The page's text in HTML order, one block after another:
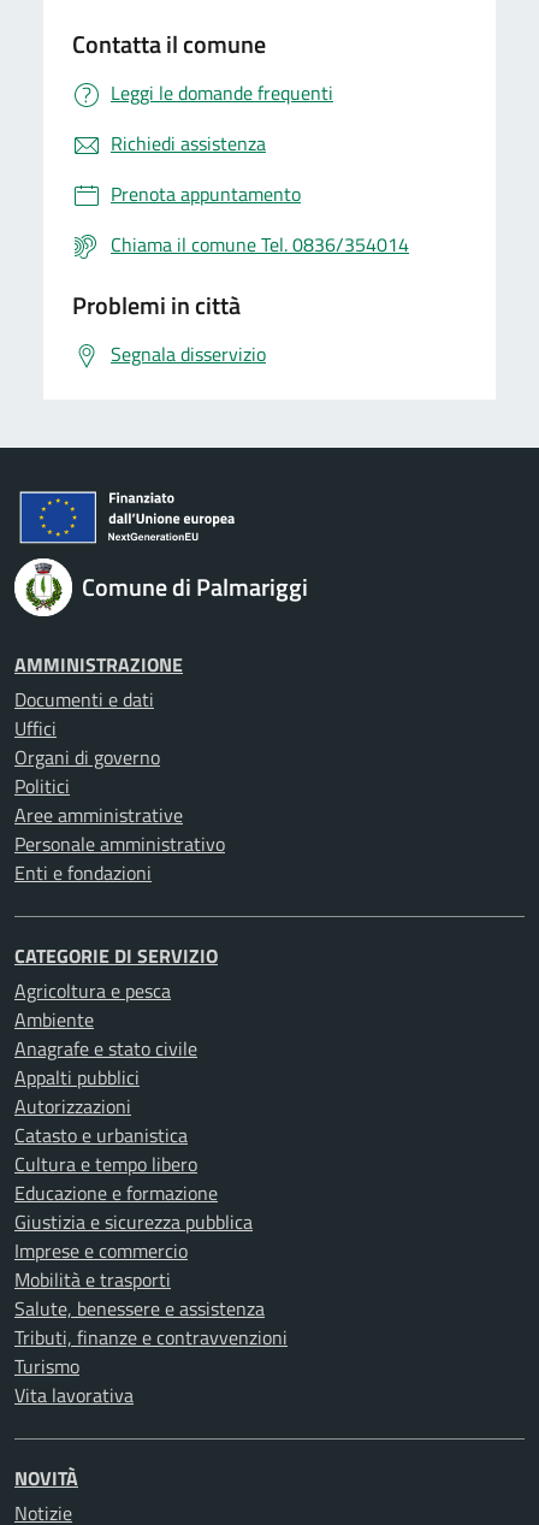
Contatta il comune
Leggi le domande frequenti
Richiedi assistenza
Prenota appuntamento
Chiama il comune Tel. 0836/354014
Problemi in città
Segnala disservizio
Comune di Palmariggi
AMMINISTRAZIONE
Documenti e dati
Uffici
Organi di governo
Politici
Aree amministrative
Personale amministrativo
Enti e fondazioni
CATEGORIE DI SERVIZIO
Agricoltura e pesca
Ambiente
Anagrafe e stato civile
Appalti pubblici
Autorizzazioni
Catasto e urbanistica
Cultura e tempo libero
Educazione e formazione
Giustizia e sicurezza pubblica
Imprese e commercio
Mobilità e trasporti
Salute, benessere e assistenza
Tributi, finanze e contravvenzioni
Turismo
Vita lavorativa
NOVITÀ
Notizie